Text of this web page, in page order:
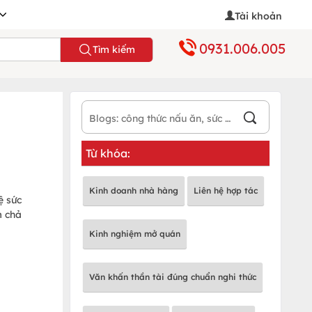
Tài khoản
Tìm kiếm 0931.006.005
sức
chả
Từ khóa:
Kinh doanh nhà hàng Liên hệ hợp tác
Kinh nghiệm mở quán
Văn khấn thần tài đúng chuẩn nghi thức